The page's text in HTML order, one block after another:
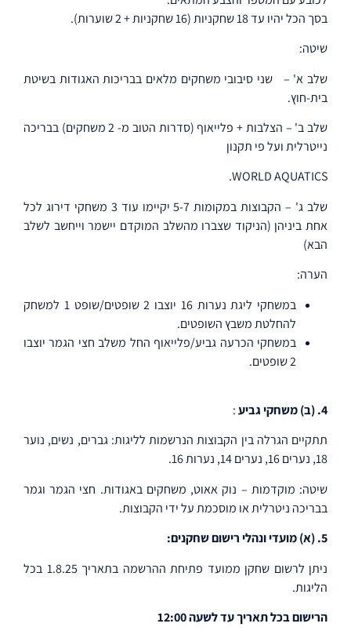
בסך הכל יהיו עד 18 שחקניות (16 שחקניות + 2 שוערות).
שיטה:
שלב א' –
שני סיבובי משחקים מלאים בבריכות האגודות בשיטת
בית-חוץ.
שלב ב' – הצלבות + פלייאוף (סדרות הטוב מ- 2 משחקים) בבריכה
נייטרלית ועל פי תקנון
WORLD AQUATICS.
שלב ג' – הקבוצות במקומות 5-7 יקיימו עוד 3 משחקי דירוג לכל
אחת ביניהן (הניקוד שצברו מהשלב המוקדם יישמר וייחשב לשלב
הבא)
הערה:
במשחקי ליגת נערות 16 יוצבו 2 שופטים/שופט 1 למשחק
להחלטת משבץ השופטים.
במשחקי הכרעה גביע/פלייאוף החל משלב חצי הגמר יוצבו
2 שופטים.
4. (ב) משחקי גביע
:
תתקיים הגרלה בין הקבוצות הנרשמות לליגות: גברים, נשים, נוער
18, נערים 16, נערים 14, נערות 16.
שיטה: מוקדמות – נוק אאוט, משחקים באגודות. חצי הגמר וגמר
בבריכה ניטרלית או מוסכמת על ידי הקבוצות.
5. (א) מועדי ונהלי רישום שחקנים:
ניתן לרשום שחקן ממועד פתיחת ההרשמה בתאריך 1.8.25 בכל
הליגות.
הרישום בכל תאריך עד לשעה 12:00